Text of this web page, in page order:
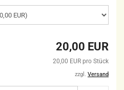
20,00 EUR
20,00 EUR pro Stück
zzgl. Versand